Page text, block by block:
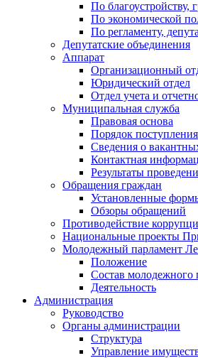
По благоустройству,
По экономической
По регламенту,
Депутатские объединения
Аппарат
Организационный
Юридический отдел
Отдел учета и
Муниципальная служба
Правовая основа
Порядок поступления
Сведения о
Контактная
Результаты
Обращения граждан
Установленные
Обзоры обращений
Противодействие
Национальные проекты
Молодежный парламент
Положение
Состав молодежного
Деятельность
Администрация
Руководство
Органы администрации
Структура
Управление